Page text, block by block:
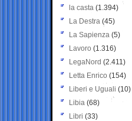
la casta (1.394)
La Destra (45)
La Sapienza (5)
Lavoro (1.316)
LegaNord (2.411)
Letta Enrico (154)
Liberi e Uguali (10)
Libia (68)
Libri (33)